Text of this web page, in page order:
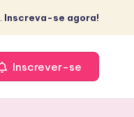
Inscreva-se agora!
Inscrever-se